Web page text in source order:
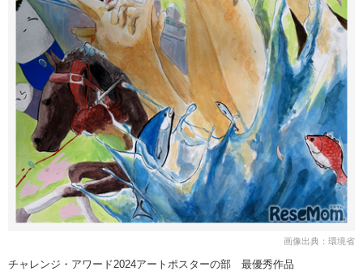
画像出典：環境省
チャレンジ・アワード2024アートポスターの部 最優秀作品